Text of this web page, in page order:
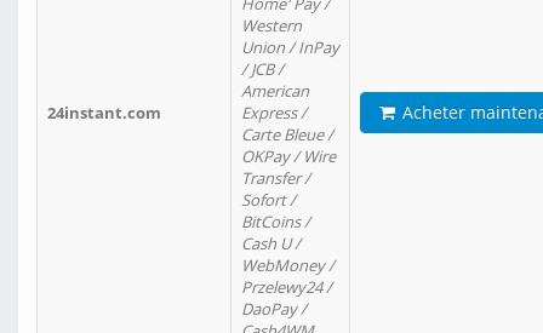
24instant.com
Western
Union / InPay
/ JCB /
American
Express /
Carte Bleue /
OKPay / Wire
Transfer /
Sofort /
BitCoins /
Cash U /
WebMoney /
Przelewy24 /
DaoPay /
Acheter